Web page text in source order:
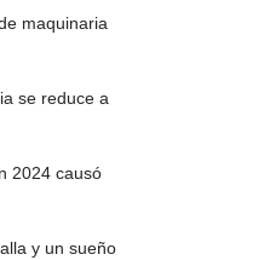
maquinaria
se reduce a
2024 causó
y un sueño